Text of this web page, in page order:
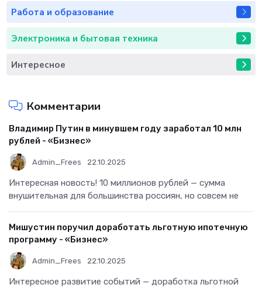
Работа и образование
Электроника и бытовая техника
Интересное
Комментарии
Владимир Путин в минувшем году заработал 10 млн
рублей - «Бизнес»
Admin_Frees 22.10.2025
Интересная новость! 10 миллионов рублей — сумма
внушительная для большинства россиян, но совсем не
Мишустин поручил доработать льготную ипотечную
программу - «Бизнес»
Admin_Frees 22.10.2025
Интересное развитие событий — доработка льготной